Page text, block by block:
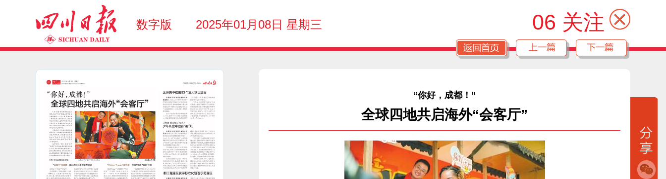
数字版 2025年01月08日 星期三 06 关注
“你好，成都！”
全球四地共启海外“会客厅”